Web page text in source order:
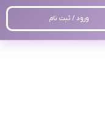
ورود / ثبت نام